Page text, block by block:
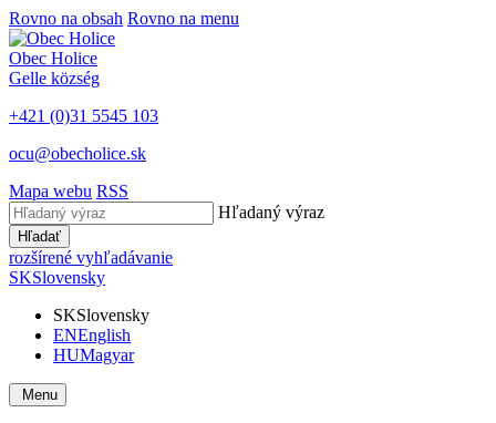
Rovno na obsah Rovno na menu
Obec Holice
Gelle község
+421 (0)31 5545 103
ocu@obecholice.sk
Mapa webu RSS
Hľadaný výraz
Hľadať
rozšírené vyhľadávanie
SKSlovensky
SKSlovensky
ENEnglish
HUMagyar
Menu